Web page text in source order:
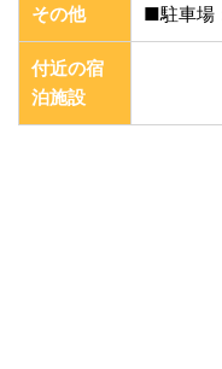
その他 ■駐車場
付近の宿
泊施設